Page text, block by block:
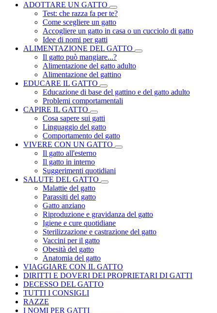
ADOTTARE UN GATTO
Test: che razza fa per te?
Come scegliere un gatto
Accogliere un gatto in casa o un cucciolo di gatto
Idee di nomi per gatti
ALIMENTAZIONE DEL GATTO
Il gatto può mangiare...?
Alimentazione del gatto adulto
Alimentazione del gattino
EDUCARE IL GATTO
Educazione di base del gattino e del gatto adulto
Problemi comportamentali
CAPIRE IL GATTO
Cosa sapere sui gatti
Linguaggio del gatto
Comportamento del gatto
VIVERE CON UN GATTO
Il gatto all'esterno
Il gatto in interno
Suggerimenti quotidiani
SALUTE DEL GATTO
Malattie del gatto
Parassiti del gatto
Gatto anziano
Riproduzione e gravidanza del gatto
Igiene e cure quotidiane
Sterilizzazione e castrazione del gatto
Vaccini per il gatto
Obesità del gatto
Anatomia del gatto
VIAGGIARE CON IL GATTO
DIRITTI E DOVERI DEI PROPRIETARI DI GATTI
DECESSO DEL GATTO
TUTTI I CONSIGLI
RAZZE
I NOMI PER GATTI